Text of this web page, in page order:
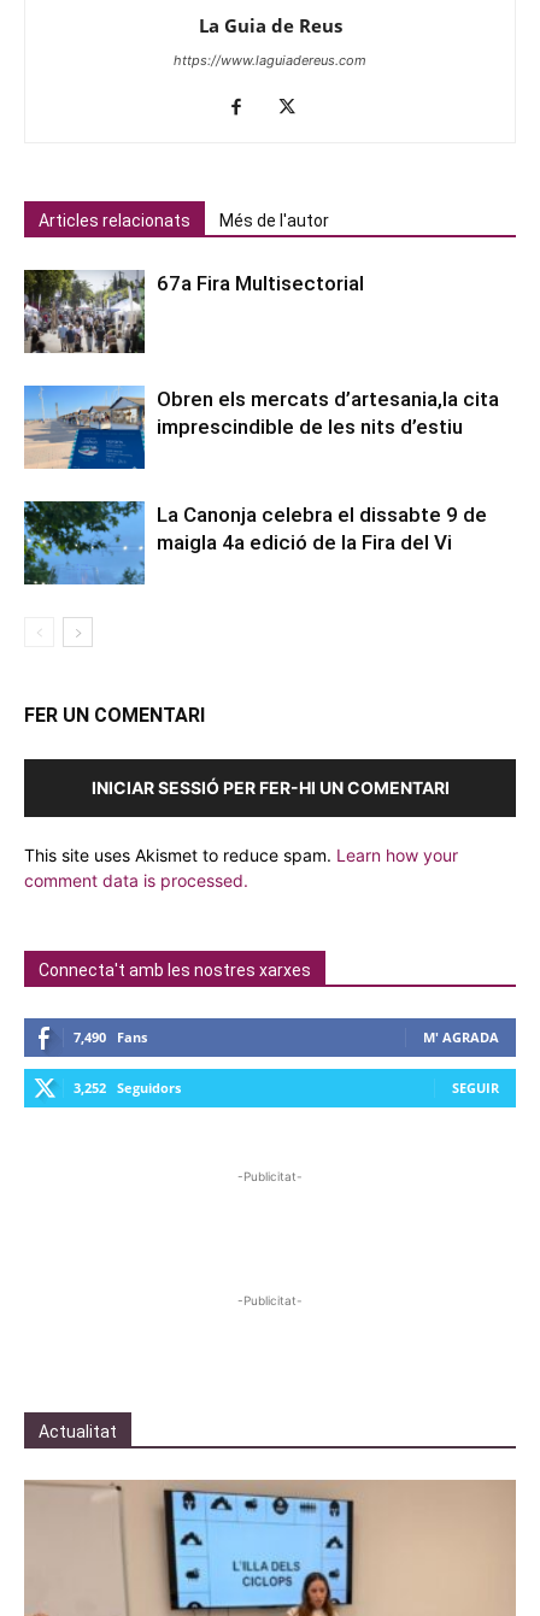
La Guia de Reus
https://www.laguiadereus.com
Articles relacionats Més de l'autor
67a Fira Multisectorial
Obren els mercats d’artesania,la cita
imprescindible de les nits d’estiu
La Canonja celebra el dissabte 9 de
maigla 4a edició de la Fira del Vi
FER UN COMENTARI
INICIAR SESSIÓ PER FER-HI UN COMENTARI
This site uses Akismet to reduce spam. Learn how your
comment data is processed.
Connecta't amb les nostres xarxes
7,490 Fans M' AGRADA
3,252 Seguidors SEGUIR
-Publicitat-
-Publicitat-
Actualitat